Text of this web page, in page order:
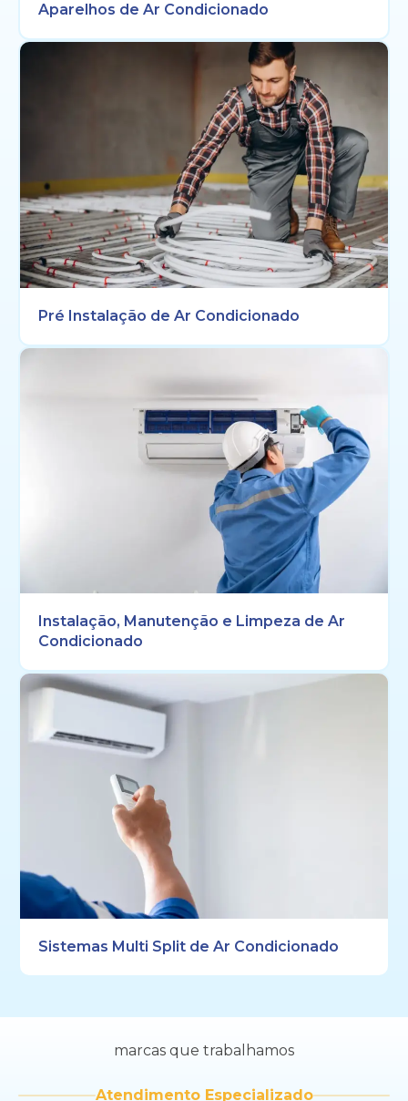
Aparelhos de Ar Condicionado
Pré Instalação de Ar Condicionado
Instalação, Manutenção e Limpeza de Ar
Condicionado
Sistemas Multi Split de Ar Condicionado
marcas que trabalhamos
Atendimento Especializado